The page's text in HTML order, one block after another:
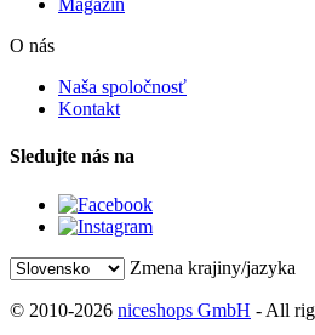
Magazín
O nás
Naša spoločnosť
Kontakt
Sledujte nás na
Zmena krajiny/jazyka
© 2010-2026 niceshops GmbH - All